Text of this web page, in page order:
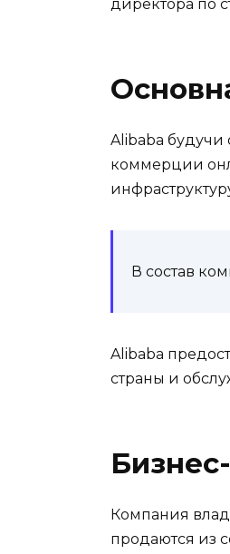
директора по
Alibaba
коммерции
В состав
Alibaba
страны и
Компания
продаются из